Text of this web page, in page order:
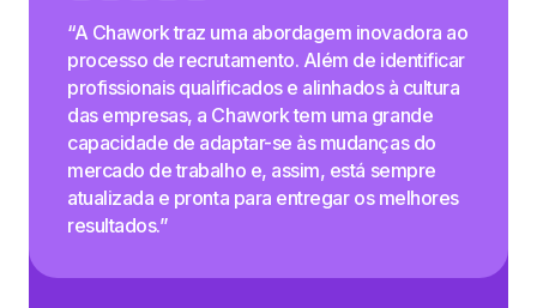
“A Chawork traz uma abordagem inovadora ao
processo de recrutamento. Além de identificar
profissionais qualificados e alinhados à cultura
das empresas, a Chawork tem uma grande
capacidade de adaptar-se às mudanças do
mercado de trabalho e, assim, está sempre
atualizada e pronta para entregar os melhores
resultados.”